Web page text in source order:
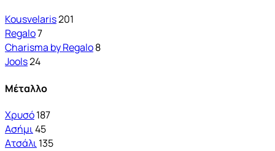
Kousvelaris201
Regalo7
Charisma by Regalo8
Jools24
Μέταλλο
Χρυσό187
Ασήμι45
Ατσάλι135